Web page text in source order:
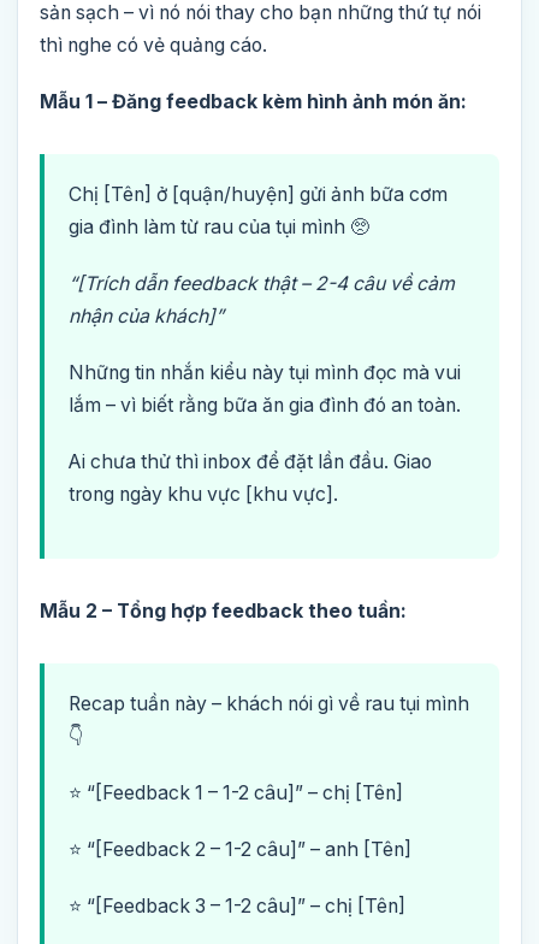
sản sạch – vì nó nói thay cho bạn những thứ tự nói
thì nghe có vẻ quảng cáo.
Mẫu 1 – Đăng feedback kèm hình ảnh món ăn:
Chị [Tên] ở [quận/huyện] gửi ảnh bữa cơm
gia đình làm từ rau của tụi mình 🥺
“[Trích dẫn feedback thật – 2-4 câu về cảm
nhận của khách]”
Những tin nhắn kiểu này tụi mình đọc mà vui
lắm – vì biết rằng bữa ăn gia đình đó an toàn.
Ai chưa thử thì inbox để đặt lần đầu. Giao
trong ngày khu vực [khu vực].
Mẫu 2 – Tổng hợp feedback theo tuần:
Recap tuần này – khách nói gì về rau tụi mình
👇
⭐ “[Feedback 1 – 1-2 câu]” – chị [Tên]
⭐ “[Feedback 2 – 1-2 câu]” – anh [Tên]
⭐ “[Feedback 3 – 1-2 câu]” – chị [Tên]